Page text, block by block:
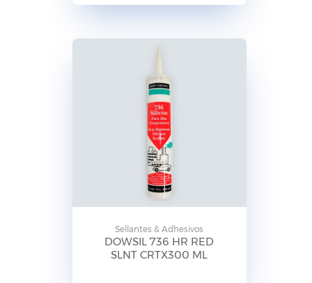
Sellantes & Adhesivos
DOWSIL 736 HR RED
SLNT CRTX300 ML